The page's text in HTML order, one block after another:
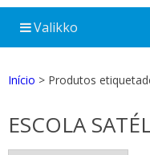
Valikko
Início > Produtos
ESCOLA